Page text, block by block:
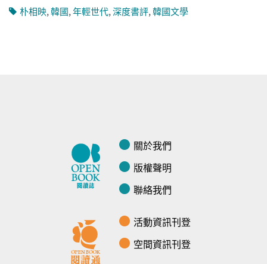
朴相映,韓國,年輕世代,深度書評,韓國文學
關於我們
版權聲明
聯絡我們
活動資訊刊登
空間資訊刊登